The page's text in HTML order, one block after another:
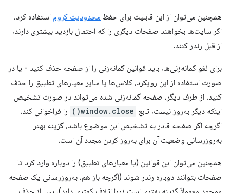
همچنین می‌توان از این قابلیت برای حفظ محدودیت کروم استفاده کرد،
اگر سایت‌ها بخواهند صفحات دیگری را که احتمال بازدید بیشتری دارند،
از قبل رندر کنند.
برای لغو گمانه‌زنی‌ها، باید قوانین گمانه‌زنی را از صفحه حذف کنید - یا در
صورت استفاده از این رویکرد، کلاس‌ها یا سایر معیارهای تطبیق را حذف
کنید. از طرف دیگر، صفحه گمانه‌زنی شده می‌تواند در صورت تشخیص
اینکه دیگر به‌روز نیست، تابع window.close()
را فراخوانی کند.
اگرچه اگر صفحه قادر به تشخیص این موضوع باشد، گزینه بهتر
به‌روزرسانی وضعیت آن برای به‌روز کردن مجدد آن است.
همچنین می‌توان این قوانین (یا معیارهای تطبیق) را دوباره وارد کرد تا
صفحات بتوانند دوباره رندر شوند (اگرچه باز هم، به‌روزرسانی یک صفحه